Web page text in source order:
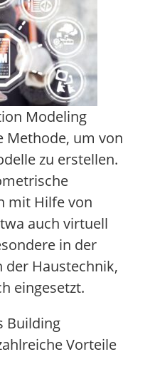
Modeling
Methode, um von
zu erstellen.
mit Hilfe von
auch virtuell
in der
Haustechnik,
eingesetzt.
Building
Vorteile